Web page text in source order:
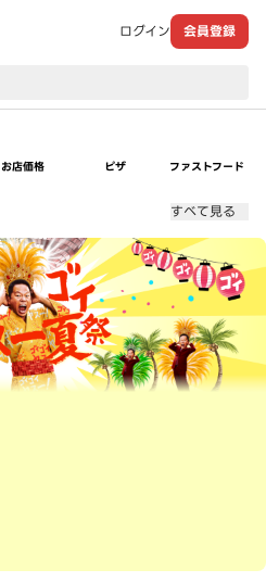
ログイン 会員登録
お店価格 ピザ ファストフード
すべて見る